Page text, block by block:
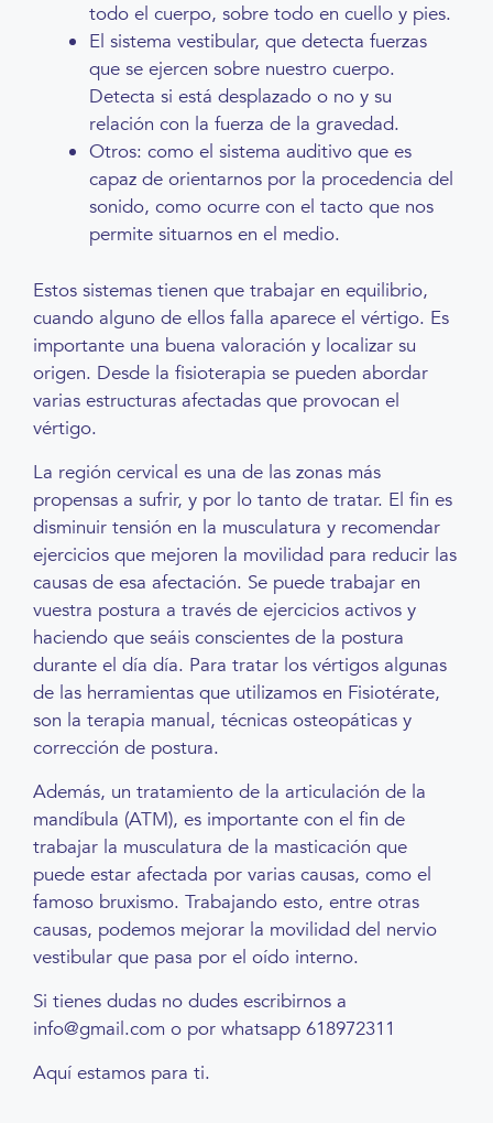
todo el cuerpo, sobre todo en cuello y pies.
El sistema vestibular, que detecta fuerzas
que se ejercen sobre nuestro cuerpo.
Detecta si está desplazado o no y su
relación con la fuerza de la gravedad.
Otros: como el sistema auditivo que es
capaz de orientarnos por la procedencia del
sonido, como ocurre con el tacto que nos
permite situarnos en el medio.
Estos sistemas tienen que trabajar en equilibrio,
cuando alguno de ellos falla aparece el vértigo. Es
importante una buena valoración y localizar su
origen. Desde la fisioterapia se pueden abordar
varias estructuras afectadas que provocan el
vértigo.
La región cervical es una de las zonas más
propensas a sufrir, y por lo tanto de tratar. El fin es
disminuir tensión en la musculatura y recomendar
ejercicios que mejoren la movilidad para reducir las
causas de esa afectación. Se puede trabajar en
vuestra postura a través de ejercicios activos y
haciendo que seáis conscientes de la postura
durante el día día. Para tratar los vértigos algunas
de las herramientas que utilizamos en Fisiotérate,
son la terapia manual, técnicas osteopáticas y
corrección de postura.
Además, un tratamiento de la articulación de la
mandíbula (ATM), es importante con el fin de
trabajar la musculatura de la masticación que
puede estar afectada por varias causas, como el
famoso bruxismo. Trabajando esto, entre otras
causas, podemos mejorar la movilidad del nervio
vestibular que pasa por el oído interno.
Si tienes dudas no dudes escribirnos a
info@gmail.com o por whatsapp 618972311
Aquí estamos para ti.